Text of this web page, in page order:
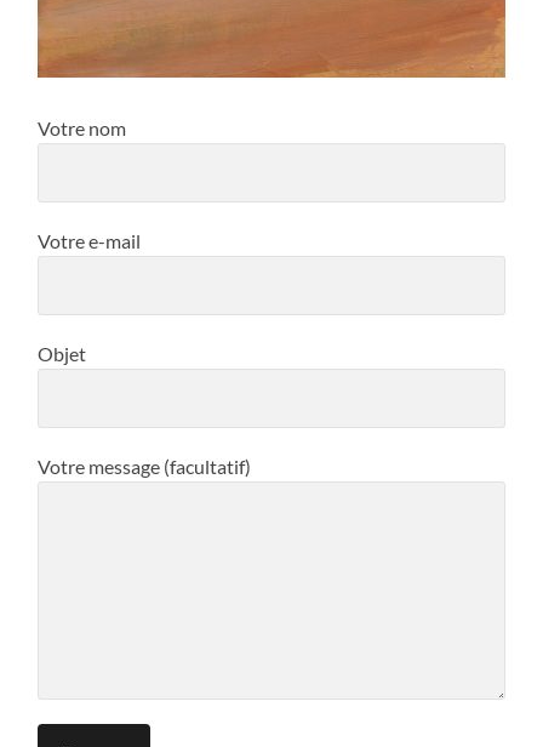
Votre nom
Votre e-mail
Objet
Votre message (facultatif)